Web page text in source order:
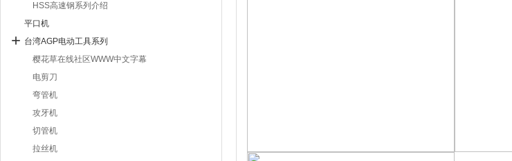
HSS高速钢系列介绍
平口机
台湾AGP电动工具系列
樱花草在线社区WWW中文字幕
电剪刀
弯管机
攻牙机
切管机
拉丝机